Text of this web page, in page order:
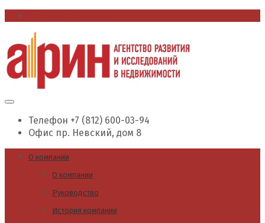
Телефон +7 (812) 600-03-94
Офис пр. Невский, дом 8
О компании
О компании
Руководство
История компании